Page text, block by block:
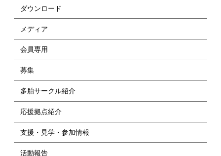
ダウンロード
メディア
会員専用
募集
多胎サークル紹介
応援拠点紹介
支援・見学・参加情報
活動報告